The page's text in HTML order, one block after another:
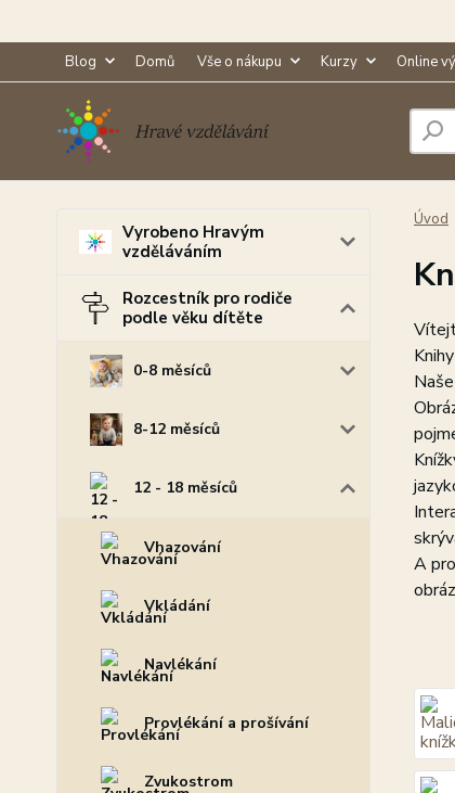
Blog Domů Vše o nákupu Kurzy Online
Vyrobeno Hravým
vzděláváním
Rozcestník pro rodiče
podle věku dítěte
0-8 měsíců
8-12 měsíců
12 - 18 měsíců
Vhazování
Vkládání
Navlékání
Provlékání a prošívání
Zvukostrom
Úvod
A